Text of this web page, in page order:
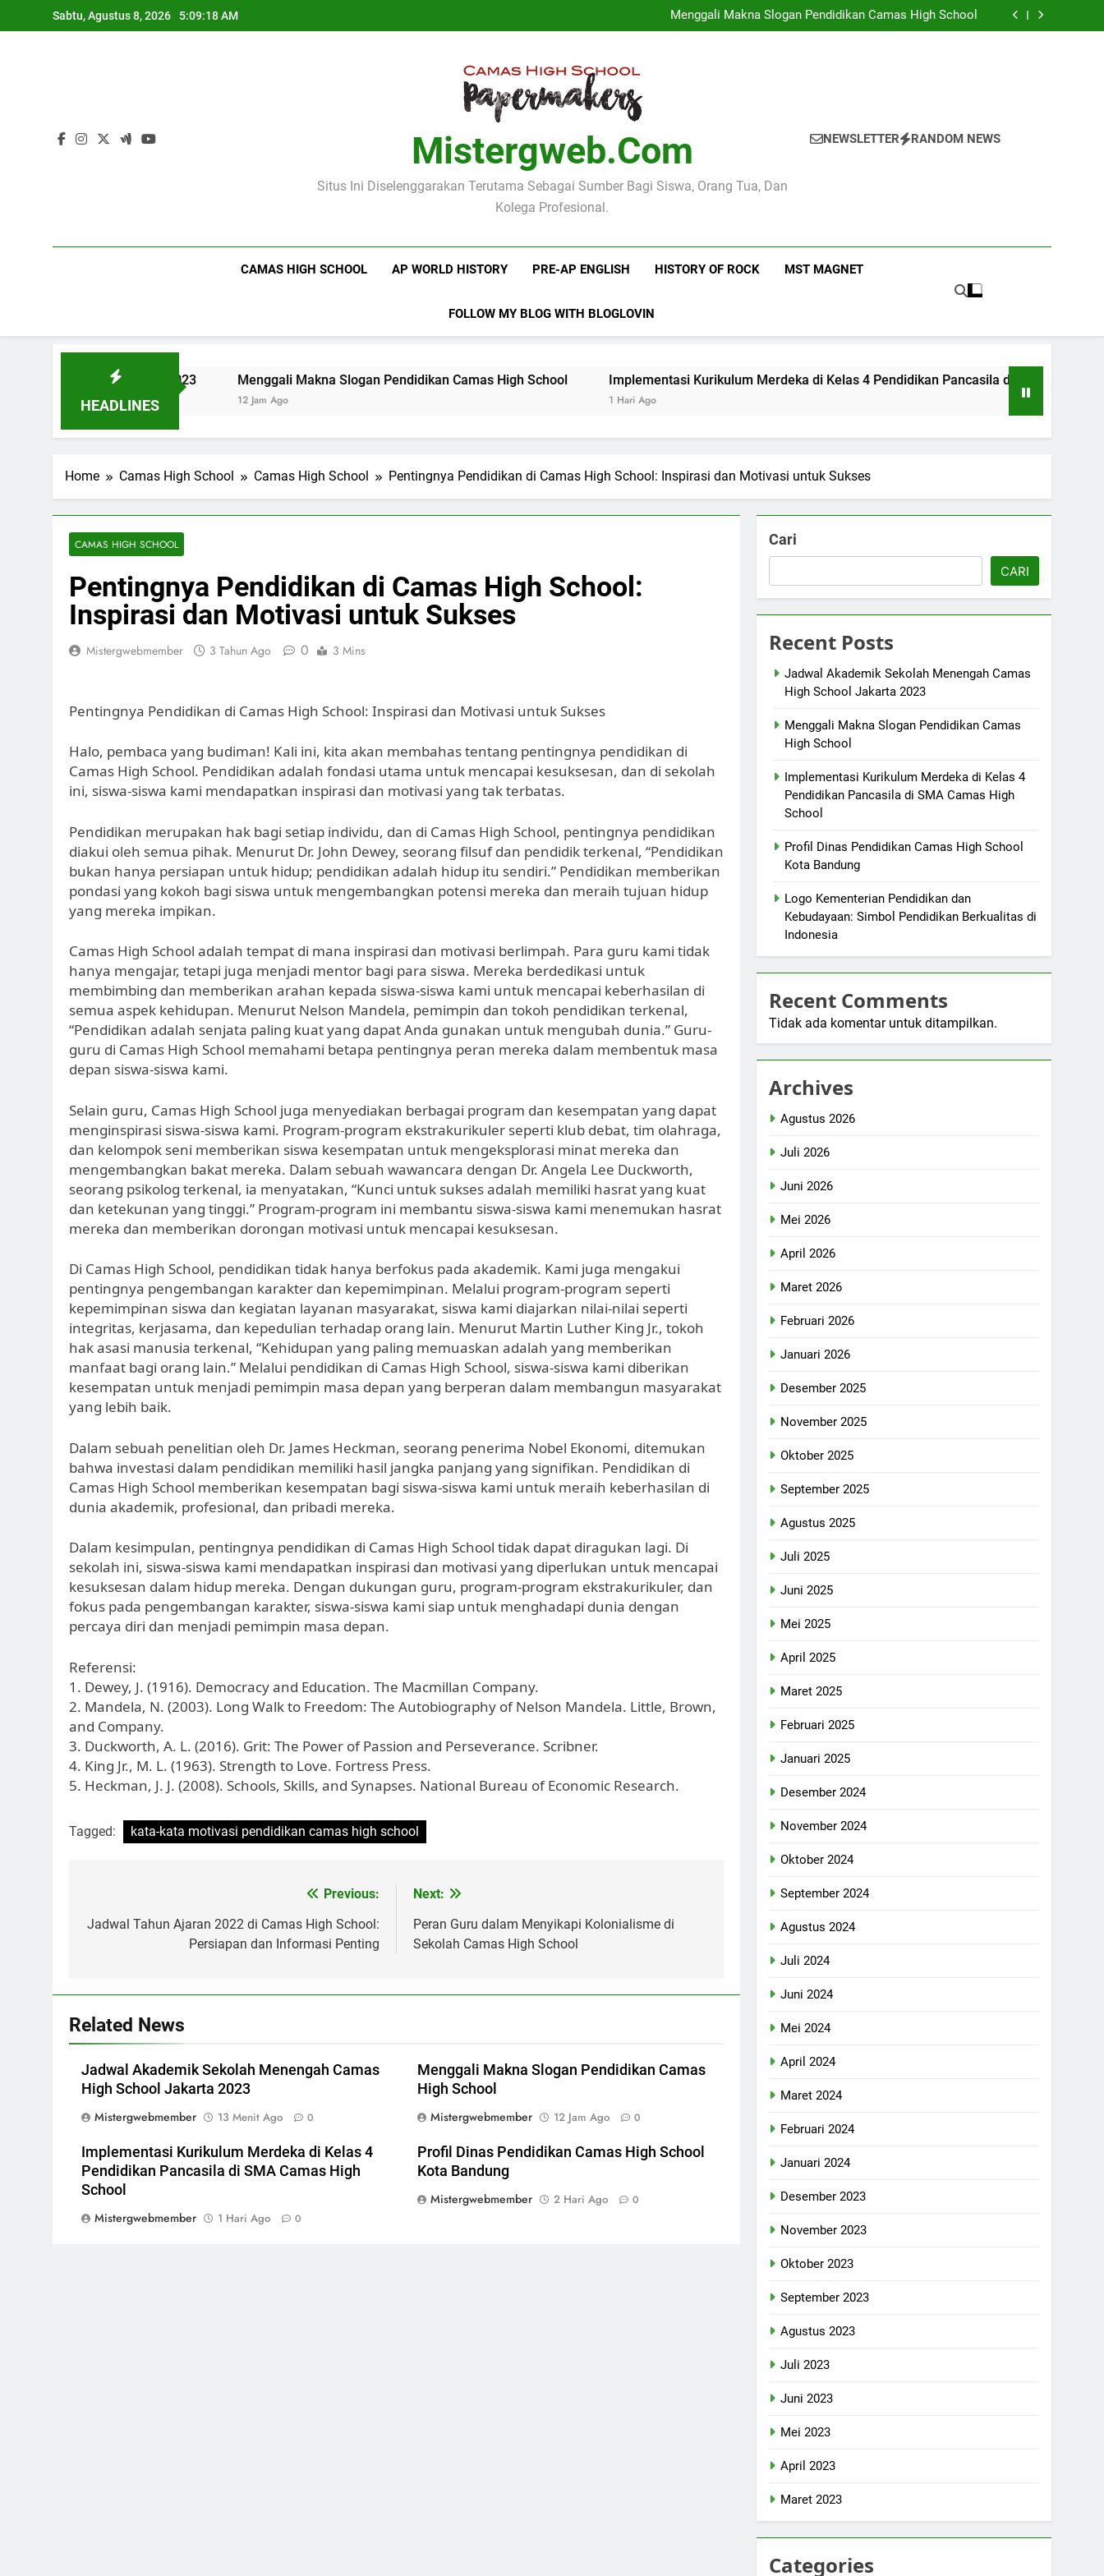
to
Sabtu, Agustus 8, 2026 5:09:19 AM
Menggali Makna Slogan Pendidikan Camas High School
Implementasi Kurikulum Merdeka di Kelas 4 Pendidikan Pancasila di SMA
Implementasi Kurikulum Merdeka di Kelas 4 Pendidikan Pancasila di SMA
Mistergweb.com
Situs Ini Diselenggarakan Terutama Sebagai Sumber Bagi Siswa, Orang Tua, Dan
Kolega Profesional.
NEWSLETTER RANDOM NEWS
CAMAS HIGH SCHOOL AP WORLD HISTORY PRE-AP ENGLISH HISTORY OF ROCK MST MAGNET
FOLLOW MY BLOG WITH BLOGLOVIN
HEADLINES
Jakarta 2023 Menggali Makna Slogan Pendidikan Camas High School Implementasi Kurikulum Merdeka di Kelas 4 Pendidikan Pancasila di SMA Camas High School
Home Camas High School Camas High School Pentingnya Pendidikan di Camas High School: Inspirasi dan Motivasi untuk Sukses
CAMAS HIGH SCHOOL
Pentingnya Pendidikan di Camas High School:
Inspirasi dan Motivasi untuk Sukses
Mistergwebmember 3 Tahun Ago 0 3 Mins
Pentingnya Pendidikan di Camas High School: Inspirasi dan Motivasi untuk Sukses
Halo, pembaca yang budiman! Kali ini, kita akan membahas tentang pentingnya pendidikan di
Camas High School. Pendidikan adalah fondasi utama untuk mencapai kesuksesan, dan di sekolah
ini, siswa-siswa kami mendapatkan inspirasi dan motivasi yang tak terbatas.
Pendidikan merupakan hak bagi setiap individu, dan di Camas High School, pentingnya pendidikan
diakui oleh semua pihak. Menurut Dr. John Dewey, seorang filsuf dan pendidik terkenal, “Pendidikan
bukan hanya persiapan untuk hidup; pendidikan adalah hidup itu sendiri.” Pendidikan memberikan
pondasi yang kokoh bagi siswa untuk mengembangkan potensi mereka dan meraih tujuan hidup
yang mereka impikan.
Camas High School adalah tempat di mana inspirasi dan motivasi berlimpah. Para guru kami tidak
hanya mengajar, tetapi juga menjadi mentor bagi para siswa. Mereka berdedikasi untuk
membimbing dan memberikan arahan kepada siswa-siswa kami untuk mencapai keberhasilan di
semua aspek kehidupan. Menurut Nelson Mandela, pemimpin dan tokoh pendidikan terkenal,
“Pendidikan adalah senjata paling kuat yang dapat Anda gunakan untuk mengubah dunia.” Guru-
guru di Camas High School memahami betapa pentingnya peran mereka dalam membentuk masa
depan siswa-siswa kami.
Selain guru, Camas High School juga menyediakan berbagai program dan kesempatan yang dapat
menginspirasi siswa-siswa kami. Program-program ekstrakurikuler seperti klub debat, tim olahraga,
dan kelompok seni memberikan siswa kesempatan untuk mengeksplorasi minat mereka dan
mengembangkan bakat mereka. Dalam sebuah wawancara dengan Dr. Angela Lee Duckworth,
seorang psikolog terkenal, ia menyatakan, “Kunci untuk sukses adalah memiliki hasrat yang kuat
dan ketekunan yang tinggi.” Program-program ini membantu siswa-siswa kami menemukan hasrat
mereka dan memberikan dorongan motivasi untuk mencapai kesuksesan.
Di Camas High School, pendidikan tidak hanya berfokus pada akademik. Kami juga mengakui
pentingnya pengembangan karakter dan kepemimpinan. Melalui program-program seperti
kepemimpinan siswa dan kegiatan layanan masyarakat, siswa kami diajarkan nilai-nilai seperti
integritas, kerjasama, dan kepedulian terhadap orang lain. Menurut Martin Luther King Jr., tokoh
hak asasi manusia terkenal, “Kehidupan yang paling memuaskan adalah yang memberikan
manfaat bagi orang lain.” Melalui pendidikan di Camas High School, siswa-siswa kami diberikan
kesempatan untuk menjadi pemimpin masa depan yang berperan dalam membangun masyarakat
yang lebih baik.
Dalam sebuah penelitian oleh Dr. James Heckman, seorang penerima Nobel Ekonomi, ditemukan
bahwa investasi dalam pendidikan memiliki hasil jangka panjang yang signifikan. Pendidikan di
Camas High School memberikan kesempatan bagi siswa-siswa kami untuk meraih keberhasilan di
dunia akademik, profesional, dan pribadi mereka.
Dalam kesimpulan, pentingnya pendidikan di Camas High School tidak dapat diragukan lagi. Di
sekolah ini, siswa-siswa kami mendapatkan inspirasi dan motivasi yang diperlukan untuk mencapai
kesuksesan dalam hidup mereka. Dengan dukungan guru, program-program ekstrakurikuler, dan
fokus pada pengembangan karakter, siswa-siswa kami siap untuk menghadapi dunia dengan
percaya diri dan menjadi pemimpin masa depan.
Referensi:
1. Dewey, J. (1916). Democracy and Education. The Macmillan Company.
2. Mandela, N. (2003). Long Walk to Freedom: The Autobiography of Nelson Mandela. Little, Brown,
and Company.
3. Duckworth, A. L. (2016). Grit: The Power of Passion and Perseverance. Scribner.
4. King Jr., M. L. (1963). Strength to Love. Fortress Press.
5. Heckman, J. J. (2008). Schools, Skills, and Synapses. National Bureau of Economic Research.
Tagged: kata-kata motivasi pendidikan camas high school
pos
Previous:
Jadwal Tahun Ajaran 2022 di Camas High School:
Persiapan dan Informasi Penting
Next:
Peran Guru dalam Menyikapi Kolonialisme di
Sekolah Camas High School
Related News
Jadwal Akademik Sekolah Menengah Camas
High School Jakarta 2023
Mistergwebmember
13 Menit Ago 0
Menggali Makna Slogan Pendidikan Camas
High School
Mistergwebmember
12 Jam Ago 0
Implementasi Kurikulum Merdeka di Kelas 4
Pendidikan Pancasila di SMA Camas High
School
Mistergwebmember
1 Hari Ago 0
Profil Dinas Pendidikan Camas High School
Kota Bandung
Mistergwebmember
2 Hari Ago 0
Cari
CARI
Recent Posts
Jadwal Akademik Sekolah Menengah Camas
High School Jakarta 2023
Menggali Makna Slogan Pendidikan Camas
High School
Implementasi Kurikulum Merdeka di Kelas 4
Pendidikan Pancasila di SMA Camas High
School
Profil Dinas Pendidikan Camas High School
Kota Bandung
Logo Kementerian Pendidikan dan
Kebudayaan: Simbol Pendidikan Berkualitas di
Indonesia
Recent Comments
Tidak ada komentar untuk ditampilkan.
Archives
Agustus 2026
Juli 2026
Juni 2026
Mei 2026
April 2026
Maret 2026
Februari 2026
Januari 2026
Desember 2025
November 2025
Oktober 2025
September 2025
Agustus 2025
Juli 2025
Juni 2025
Mei 2025
April 2025
Maret 2025
Februari 2025
Januari 2025
Desember 2024
November 2024
Oktober 2024
September 2024
Agustus 2024
Juli 2024
Juni 2024
Mei 2024
April 2024
Maret 2024
Februari 2024
Januari 2024
Desember 2023
November 2023
Oktober 2023
September 2023
Agustus 2023
Juli 2023
Juni 2023
Mei 2023
April 2023
Maret 2023
Categories